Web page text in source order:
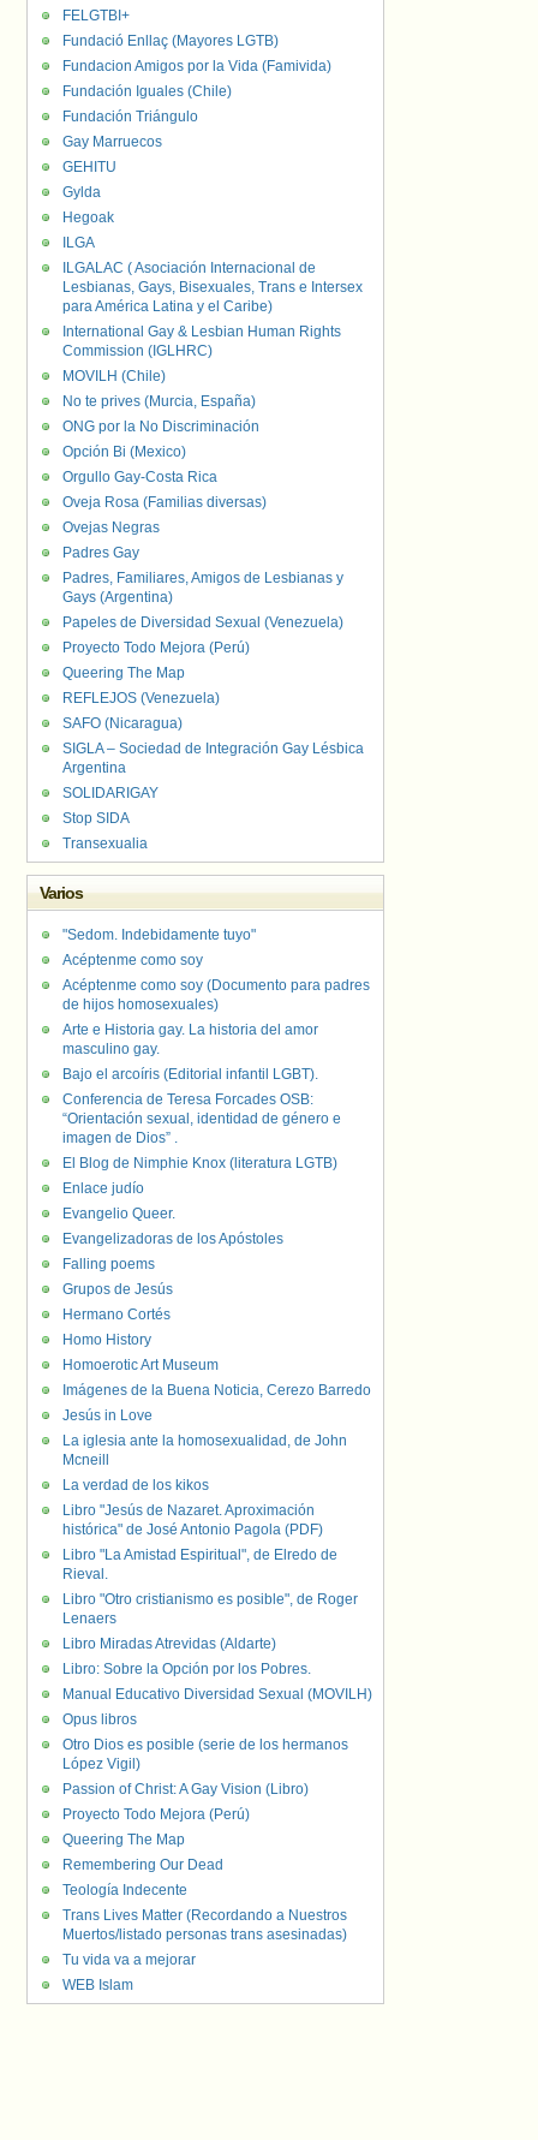
FELGTBI+
Fundació Enllaç (Mayores LGTB)
Fundacion Amigos por la Vida (Famivida)
Fundación Iguales (Chile)
Fundación Triángulo
Gay Marruecos
GEHITU
Gylda
Hegoak
ILGA
ILGALAC ( Asociación Internacional de
Lesbianas, Gays, Bisexuales, Trans e Intersex
para América Latina y el Caribe)
International Gay & Lesbian Human Rights
Commission (IGLHRC)
MOVILH (Chile)
No te prives (Murcia, España)
ONG por la No Discriminación
Opción Bi (Mexico)
Orgullo Gay-Costa Rica
Oveja Rosa (Familias diversas)
Ovejas Negras
Padres Gay
Padres, Familiares, Amigos de Lesbianas y
Gays (Argentina)
Papeles de Diversidad Sexual (Venezuela)
Proyecto Todo Mejora (Perú)
Queering The Map
REFLEJOS (Venezuela)
SAFO (Nicaragua)
SIGLA – Sociedad de Integración Gay Lésbica
Argentina
SOLIDARIGAY
Stop SIDA
Transexualia
Varios
"Sedom. Indebidamente tuyo"
Acéptenme como soy
Acéptenme como soy (Documento para padres
de hijos homosexuales)
Arte e Historia gay. La historia del amor
masculino gay.
Bajo el arcoíris (Editorial infantil LGBT).
Conferencia de Teresa Forcades OSB:
“Orientación sexual, identidad de género e
imagen de Dios” .
El Blog de Nimphie Knox (literatura LGTB)
Enlace judío
Evangelio Queer.
Evangelizadoras de los Apóstoles
Falling poems
Grupos de Jesús
Hermano Cortés
Homo History
Homoerotic Art Museum
Imágenes de la Buena Noticia, Cerezo Barredo
Jesús in Love
La iglesia ante la homosexualidad, de John
Mcneill
La verdad de los kikos
Libro "Jesús de Nazaret. Aproximación
histórica" de José Antonio Pagola (PDF)
Libro "La Amistad Espiritual", de Elredo de
Rieval.
Libro "Otro cristianismo es posible", de Roger
Lenaers
Libro Miradas Atrevidas (Aldarte)
Libro: Sobre la Opción por los Pobres.
Manual Educativo Diversidad Sexual (MOVILH)
Opus libros
Otro Dios es posible (serie de los hermanos
López Vigil)
Passion of Christ: A Gay Vision (Libro)
Proyecto Todo Mejora (Perú)
Queering The Map
Remembering Our Dead
Teología Indecente
Trans Lives Matter (Recordando a Nuestros
Muertos/listado personas trans asesinadas)
Tu vida va a mejorar
WEB Islam